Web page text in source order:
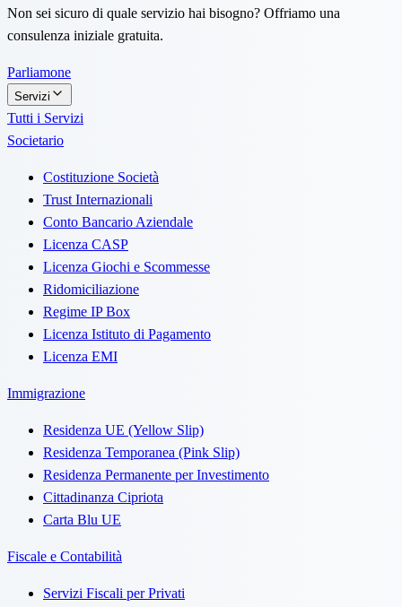
Non sei sicuro di quale servizio hai bisogno? Offriamo una
consulenza iniziale gratuita.
Parliamone
Servizi
Tutti i Servizi
Societario
Costituzione Società
Trust Internazionali
Conto Bancario Aziendale
Licenza CASP
Licenza Giochi e Scommesse
Ridomiciliazione
Regime IP Box
Licenza Istituto di Pagamento
Licenza EMI
Immigrazione
Residenza UE (Yellow Slip)
Residenza Temporanea (Pink Slip)
Residenza Permanente per Investimento
Cittadinanza Cipriota
Carta Blu UE
Fiscale e Contabilità
Servizi Fiscali per Privati